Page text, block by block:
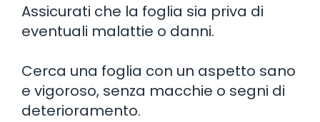
Assicurati che la foglia sia priva di
eventuali malattie o danni.
Cerca una foglia con un aspetto sano
e vigoroso, senza macchie o segni di
deterioramento.